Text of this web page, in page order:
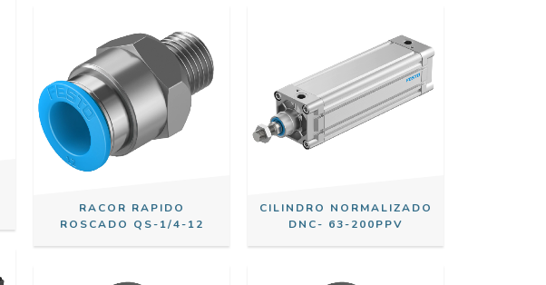
RACOR RAPIDO
ROSCADO QS-1/4-12
CILINDRO NORMALIZADO
DNC- 63-200PPV